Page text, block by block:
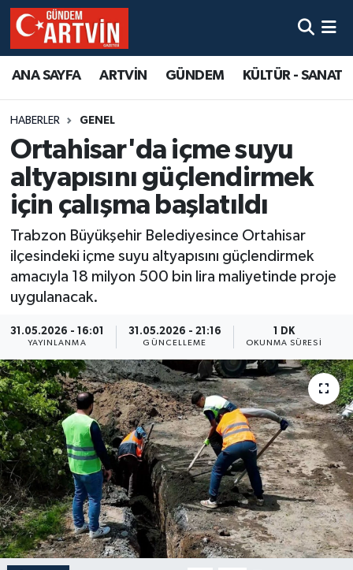
ANA SAYFA ARTVİN GÜNDEM KÜLTÜR - SANAT
HABERLER GENEL
Ortahisar'da içme suyu
altyapısını güçlendirmek
için çalışma başlatıldı
Trabzon Büyükşehir Belediyesince Ortahisar
ilçesindeki içme suyu altyapısını güçlendirmek
amacıyla 18 milyon 500 bin lira maliyetinde proje
uygulanacak.
31.05.2026 - 16:01
YAYINLANMA
31.05.2026 - 21:16
GÜNCELLEME
1 DK
OKUNMA SÜRESI